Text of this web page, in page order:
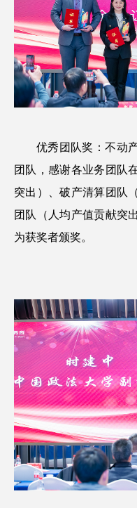
优秀团队奖：不动
团队，感谢各业务团队
突出）、破产清算团队
团队（人均产值贡献突
为获奖者颁奖。